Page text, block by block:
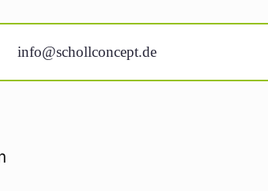
info@schollconcept.de